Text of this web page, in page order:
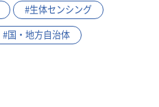
#生体センシング
#国・地方自治体